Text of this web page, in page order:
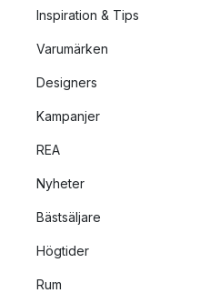
Inspiration & Tips
Varumärken
Designers
Kampanjer
REA
Nyheter
Bästsäljare
Högtider
Rum